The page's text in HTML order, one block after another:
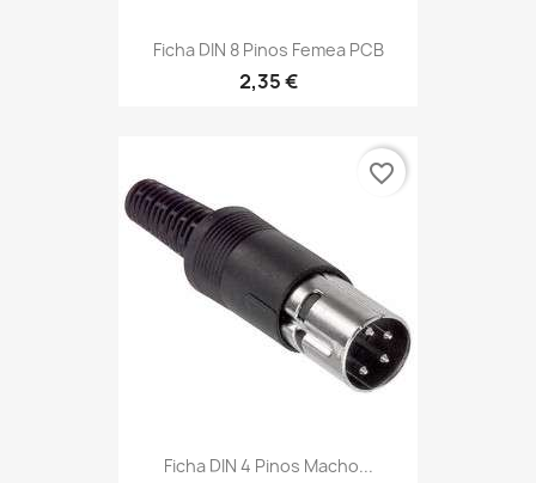
Ficha DIN 8 Pinos Femea PCB
2,35 €
Ficha DIN 4 Pinos Macho...
favorite_border